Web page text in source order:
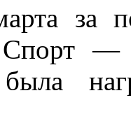
за
—